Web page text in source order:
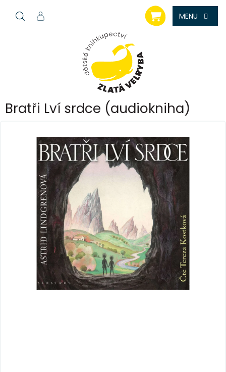
NÁKUPNÍ
KOŠÍK
Bratři Lví srdce (audiokniha)